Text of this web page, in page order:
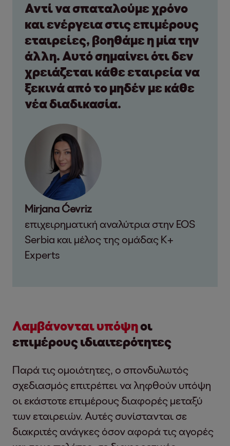
Αντί να σπαταλούμε χρόνο
και ενέργεια στις επιμέρους
εταιρείες, βοηθάμε η μία την
άλλη. Αυτό σημαίνει ότι δεν
χρειάζεται κάθε εταιρεία να
ξεκινά από το μηδέν με κάθε
νέα διαδικασία.
Mirjana Ćevriz
επιχειρηματική αναλύτρια στην EOS
Serbia και μέλος της ομάδας K+
Experts
Λαμβάνονται υπόψηοι
επιμέρους ιδιαιτερότητες
Παρά τις ομοιότητες, ο σπονδυλωτός
σχεδιασμός επιτρέπει να ληφθούν υπόψη
οι εκάστοτε επιμέρους διαφορές μεταξύ
των εταιρειών. Αυτές συνίστανται σε
διακριτές ανάγκες όσον αφορά τις αγορές